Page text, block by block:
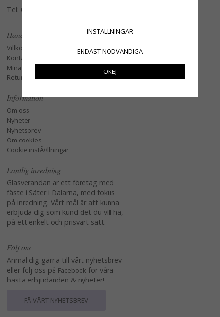
Tel: 079-3495968
Handla
Villkor
Kontakta oss
Mina favoriter
Retur och Reklamation
Information
Om oss
Nyheter
Nyhetsbrev
Om cookies
Cookie instÃ¤llningar
Lantlig inredning
Glasverandan är ett företag med
fäste i Säter i Dalarna, med fokus
på inredning. Vårt mål är att kunna
erbjuda dig som kund det du vill ha,
på ett enkelt och prisvärt sätt.
Följ oss
Anmäl dig gärna till vårt nyhetsbrev
eller följ oss på Facebook för våra
bästa erbjudanden & nyheter!
FÅ VÅRT NYHETSBREV
INSTÄLLNINGAR
ENDAST NÖDVÄNDIGA
OKEJ